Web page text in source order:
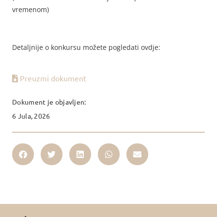
vremenom)
Detaljnije o konkursu možete pogledati ovdje:
Preuzmi dokument
Dokument je objavljen:
6 Jula, 2026